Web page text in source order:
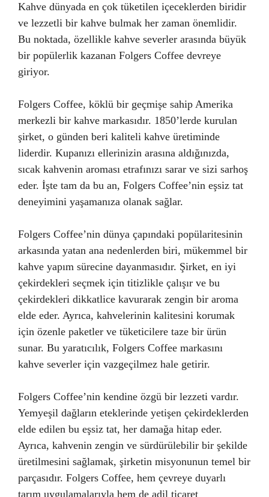
Kahve dünyada en çok tüketilen içeceklerden biridir
ve lezzetli bir kahve bulmak her zaman önemlidir.
Bu noktada, özellikle kahve severler arasında büyük
bir popülerlik kazanan Folgers Coffee devreye
giriyor.
Folgers Coffee, köklü bir geçmişe sahip Amerika
merkezli bir kahve markasıdır. 1850’lerde kurulan
şirket, o günden beri kaliteli kahve üretiminde
liderdir. Kupanızı ellerinizin arasına aldığınızda,
sıcak kahvenin aroması etrafınızı sarar ve sizi sarhoş
eder. İşte tam da bu an, Folgers Coffee’nin eşsiz tat
deneyimini yaşamanıza olanak sağlar.
Folgers Coffee’nin dünya çapındaki popülaritesinin
arkasında yatan ana nedenlerden biri, mükemmel bir
kahve yapım sürecine dayanmasıdır. Şirket, en iyi
çekirdekleri seçmek için titizlikle çalışır ve bu
çekirdekleri dikkatlice kavurarak zengin bir aroma
elde eder. Ayrıca, kahvelerinin kalitesini korumak
için özenle paketler ve tüketicilere taze bir ürün
sunar. Bu yaratıcılık, Folgers Coffee markasını
kahve severler için vazgeçilmez hale getirir.
Folgers Coffee’nin kendine özgü bir lezzeti vardır.
Yemyeşil dağların eteklerinde yetişen çekirdeklerden
elde edilen bu eşsiz tat, her damağa hitap eder.
Ayrıca, kahvenin zengin ve sürdürülebilir bir şekilde
üretilmesini sağlamak, şirketin misyonunun temel bir
parçasıdır. Folgers Coffee, hem çevreye duyarlı
tarım uygulamalarıyla hem de adil ticaret